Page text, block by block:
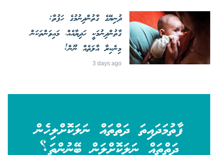
ދުނިޔޭގެ ގާތުންދިނުމުގެ ހަފުތާ:
ގާތުންދިނުމަކީ ހަދިޔާއެއް، މައިވަންތަކަން
މިނެކިރާ އާލަތެއް ނޫން!
3 days ago